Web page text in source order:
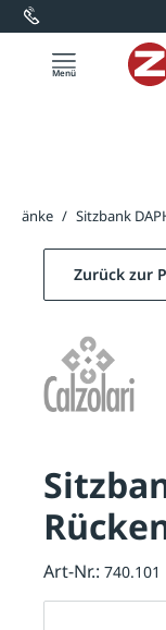
springen
/ Sitzbank
Zurück zur
Art-Nr.: 740.101